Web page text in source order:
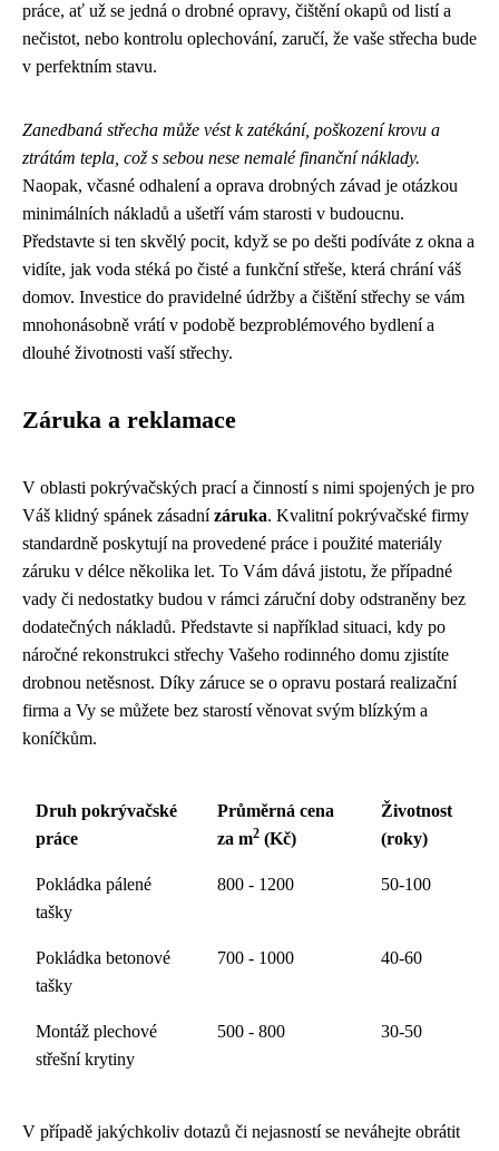
práce, ať už se jedná o drobné opravy, čištění okapů od listí a
nečistot, nebo kontrolu oplechování, zaručí, že vaše střecha bude
v perfektním stavu.
Zanedbaná střecha může vést k zatékání, poškození krovu a
ztrátám tepla, což s sebou nese nemalé finanční náklady.
Naopak, včasné odhalení a oprava drobných závad je otázkou
minimálních nákladů a ušetří vám starosti v budoucnu.
Představte si ten skvělý pocit, když se po dešti podíváte z okna a
vidíte, jak voda stéká po čisté a funkční střeše, která chrání váš
domov. Investice do pravidelné údržby a čištění střechy se vám
mnohonásobně vrátí v podobě bezproblémového bydlení a
dlouhé životnosti vaší střechy.
Záruka a reklamace
V oblasti pokrývačských prací a činností s nimi spojených je pro
Váš klidný spánek zásadnízáruka. Kvalitní pokrývačské firmy
standardně poskytují na provedené práce i použité materiály
záruku v délce několika let. To Vám dává jistotu, že případné
vady či nedostatky budou v rámci záruční doby odstraněny bez
dodatečných nákladů. Představte si například situaci, kdy po
náročné rekonstrukci střechy Vašeho rodinného domu zjistíte
drobnou netěsnost. Díky záruce se o opravu postará realizační
firma a Vy se můžete bez starostí věnovat svým blízkým a
koníčkům.
Druh pokrývačské
práce
Průměrná cena
za m2 (Kč)
Životnost
(roky)
Pokládka pálené
tašky
800 - 1200 50-100
Pokládka betonové
tašky
700 - 1000 40-60
Montáž plechové
střešní krytiny
500 - 800 30-50
V případě jakýchkoliv dotazů či nejasností se neváhejte obrátit